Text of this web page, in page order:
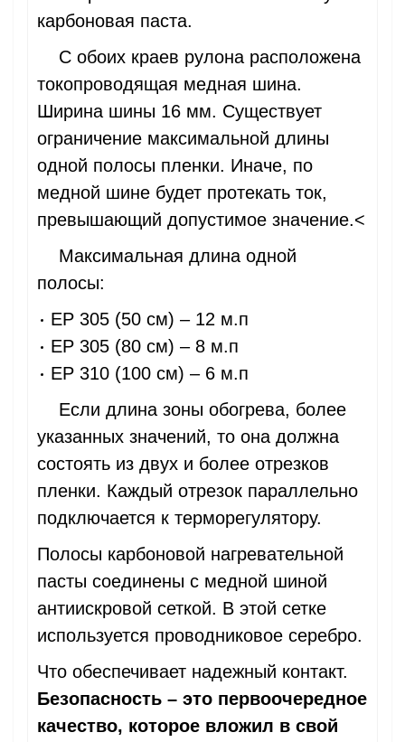
карбоновая паста.
С обоих краев рулона расположена
токопроводящая медная шина.
Ширина шины 16 мм. Существует
ограничение максимальной длины
одной полосы пленки. Иначе, по
медной шине будет протекать ток,
превышающий допустимое значение.<
Максимальная длина одной
полосы:
EP 305 (50 см) – 12 м.п
EP 305 (80 см) – 8 м.п
EP 310 (100 см) – 6 м.п
Если длина зоны обогрева, более
указанных значений, то она должна
состоять из двух и более отрезков
пленки. Каждый отрезок параллельно
подключается к терморегулятору.
Полосы карбоновой нагревательной
пасты соединены с медной шиной
антиискровой сеткой. В этой сетке
используется проводниковое серебро.
Что обеспечивает надежный контакт.
Безопасность – это первоочередное
качество, которое вложил в свой